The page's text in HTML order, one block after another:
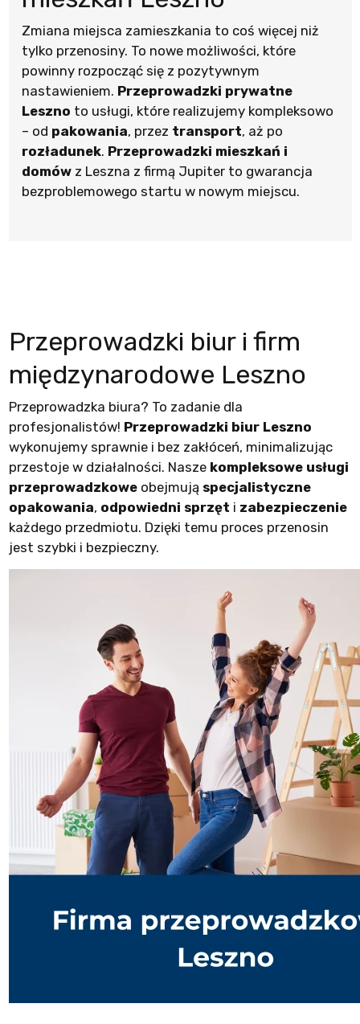
Zmiana miejsca zamieszkania to coś więcej niż
tylko przenosiny. To nowe możliwości, które
powinny rozpocząć się z pozytywnym
nastawieniem. Przeprowadzki prywatne
Leszno to usługi, które realizujemy kompleksowo
– od pakowania, przez transport, aż po
rozładunek. Przeprowadzki mieszkań i
domówz Leszna z firmą Jupiter to gwarancja
bezproblemowego startu w nowym miejscu.
Przeprowadzki biur i firm
międzynarodowe Leszno
Przeprowadzka biura? To zadanie dla
profesjonalistów! Przeprowadzki biur Leszno
wykonujemy sprawnie i bez zakłóceń, minimalizując
przestoje w działalności. Nasze kompleksowe usługi
przeprowadzkoweobejmują specjalistyczne
opakowania, odpowiedni sprzęt i zabezpieczenie
każdego przedmiotu. Dzięki temu proces przenosin
jest szybki i bezpieczny.